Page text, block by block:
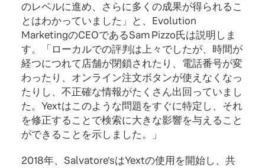
のレベルに進め、さらに多くの成果が得られるこ
とはわかっていました」と、Evolution
MarketingのCEOであるSam Pizzo氏は説明しま
す。「ローカルでの評判は上々でしたが、時間が
経つにつれて店舗が閉鎖されたり、電話番号が変
わったり、オンライン注文ボタンが使えなくなっ
たりし、不正確な情報がたくさん出回っていまし
た。Yextはこのような問題をすぐに特定し、それ
を修正することで検索に大きな影響を与えること
ができることを示しました。」
2018年、Salvatore'sはYextの使用を開始し、共